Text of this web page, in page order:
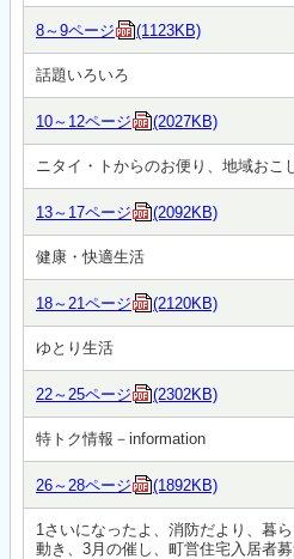
8～9ページ (1123KB)
話題いろいろ
10～12ページ (2027KB)
ニタイ・トからのお便り、地域おこ
13～17ページ (2092KB)
健康・快適生活
18～21ページ (2120KB)
ゆとり生活
22～25ページ (2302KB)
特トク情報－information
26～28ページ (1892KB)
1さいになったよ、消防だより、暮
動き、3月の催し、町営住宅入居者